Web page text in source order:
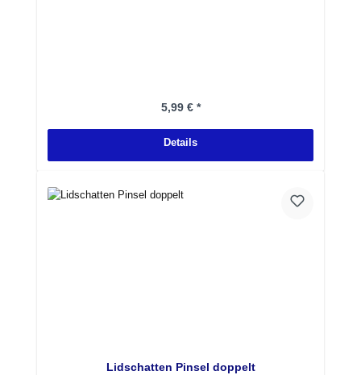
Regulärer Preis:
5,99 € *
Details
Lidschatten Pinsel doppelt